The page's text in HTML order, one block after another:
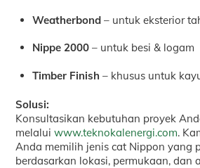
Weatherbond – untuk eksterior
Nippe 2000 – untuk besi & logam
Timber Finish – khusus untuk
Solusi:
Konsultasikan kebutuhan proyek
melaluiwww.teknokalenergi.com.
Anda memilih jenis cat Nippon yang
berdasarkan lokasi, permukaan, dan